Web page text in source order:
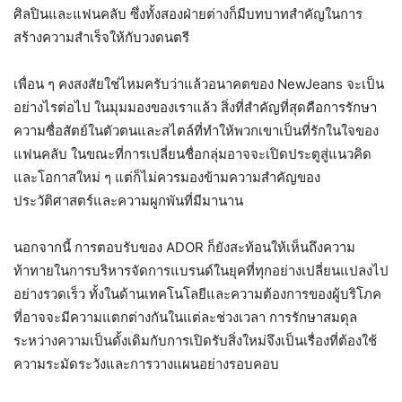
ศิลปินและแฟนคลับ ซึ่งทั้งสองฝ่ายต่างก็มีบทบาทสำคัญในการ
สร้างความสำเร็จให้กับวงดนตรี
เพื่อน ๆ คงสงสัยใช่ไหมครับว่าแล้วอนาคตของ NewJeans จะเป็น
อย่างไรต่อไป ในมุมมองของเราแล้ว สิ่งที่สำคัญที่สุดคือการรักษา
ความซื่อสัตย์ในตัวตนและสไตล์ที่ทำให้พวกเขาเป็นที่รักในใจของ
แฟนคลับ ในขณะที่การเปลี่ยนชื่อกลุ่มอาจจะเปิดประตูสู่แนวคิด
และโอกาสใหม่ ๆ แต่ก็ไม่ควรมองข้ามความสำคัญของ
ประวัติศาสตร์และความผูกพันที่มีมานาน
นอกจากนี้ การตอบรับของ ADOR ก็ยังสะท้อนให้เห็นถึงความ
ท้าทายในการบริหารจัดการแบรนด์ในยุคที่ทุกอย่างเปลี่ยนแปลงไป
อย่างรวดเร็ว ทั้งในด้านเทคโนโลยีและความต้องการของผู้บริโภค
ที่อาจจะมีความแตกต่างกันในแต่ละช่วงเวลา การรักษาสมดุล
ระหว่างความเป็นดั้งเดิมกับการเปิดรับสิ่งใหม่จึงเป็นเรื่องที่ต้องใช้
ความระมัดระวังและการวางแผนอย่างรอบคอบ